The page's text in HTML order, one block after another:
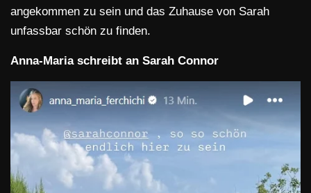
angekommen zu sein und das Zuhause von Sarah
unfassbar schön zu finden.
Anna-Maria schreibt an Sarah Connor